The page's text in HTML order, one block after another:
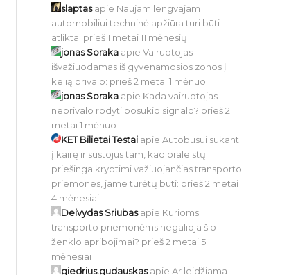
slaptasapie Naujam lengvajam
automobiliui techninė apžiūra turi būti
atlikta: prieš 1 metai 11 mėnesių
jonas Soraka apieVairuotojas
išvažiuodamas iš gyvenamosios zonos į
kelią privalo: prieš 2 metai 1 mėnuo
jonas Soraka apie Kada vairuotojas
neprivalo rodyti posūkio signalo? prieš 2
metai 1 mėnuo
KET Bilietai Testai apieAutobusui sukant
į kairę ir sustojus tam, kad praleistų
priešinga kryptimi važiuojančias transporto
priemones, jame turėtų būti: prieš 2 metai
4 mėnesiai
Deivydas Sriubasapie Kurioms
transporto priemonėms negalioja šio
ženklo apribojimai? prieš 2 metai 5
mėnesiai
giedrius.gudauskasapieAr leidžiama